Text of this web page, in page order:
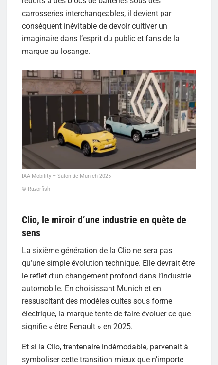
carrosseries interchangeables, il devient par
conséquent inévitable de devoir cultiver un
imaginaire dans l’esprit du public et fans de la
marque au losange.
IAA Mobility – Salon de Munich 2025
© Razorfish
Clio, le miroir d’une industrie en quête de
sens
La sixième génération de la Clio ne sera pas
qu’une simple évolution technique. Elle devrait être
le reflet d’un changement profond dans l’industrie
automobile. En choisissant Munich et en
ressuscitant des modèles cultes sous forme
électrique, la marque tente de faire évoluer ce que
signifie « être Renault » en 2025.
Et si la Clio, trentenaire indémodable, parvenait à
symboliser cette transition mieux que n’importe